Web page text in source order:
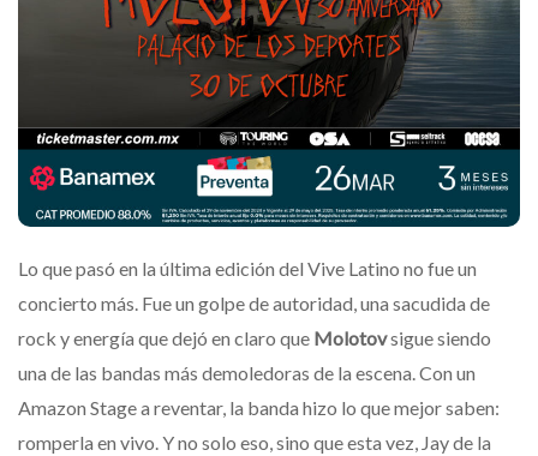
Lo que pasó en la última edición del Vive Latino no fue un
concierto más. Fue un golpe de autoridad, una sacudida de
rock y energía que dejó en claro que Molotovsigue siendo
una de las bandas más demoledoras de la escena. Con un
Amazon Stage a reventar, la banda hizo lo que mejor saben:
romperla en vivo. Y no solo eso, sino que esta vez, Jay de la